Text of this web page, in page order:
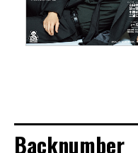
Backnumber